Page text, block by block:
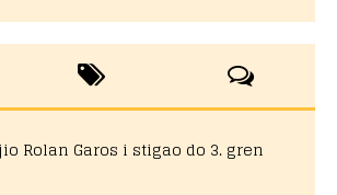
Rolan Garos i stigao do 3. gren